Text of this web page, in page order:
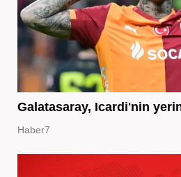
Galatasaray, Icardi'nin
Haber7